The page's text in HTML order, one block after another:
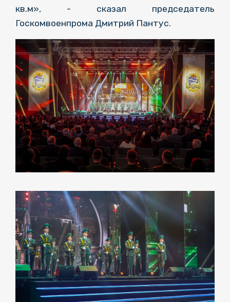
кв.м», - сказал председатель
Госкомвоенпрома Дмитрий Пантус.